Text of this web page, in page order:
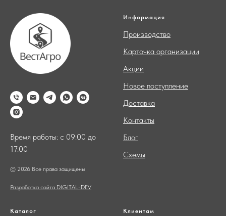
Время работы: с 09:00 до
17:00
© 2026 Все права защищены
Разработка сайта DIGITAL-DEV
Информация
Производство
Карточка организации
Акции
Новое поступление
Доставка
Контакты
Блог
Схемы
Каталог Клиентам